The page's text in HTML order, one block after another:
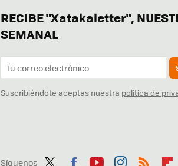
RECIBE "Xatakaletter",
SEMANAL
Suscribiéndote aceptas nuestra política de
Síguenos